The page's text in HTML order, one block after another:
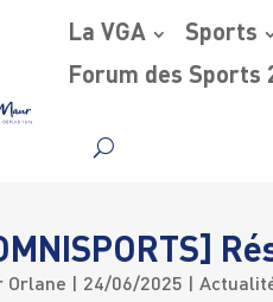
La VGA Sports
Forum des Sports
Orlane 24/06/2025